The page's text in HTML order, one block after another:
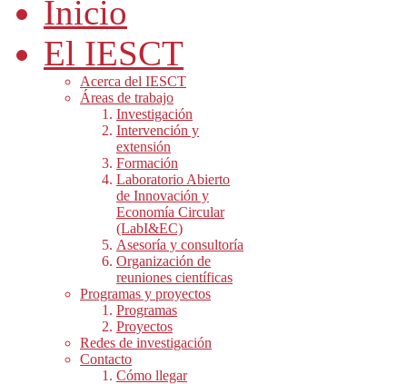
Inicio
El IESCT
Acerca del IESCT
Áreas de trabajo
Investigación
Intervención y
extensión
Formación
Laboratorio Abierto
de Innovación y
Economía Circular
(LabI&EC)
Asesoría y consultoría
Organización de
reuniones científicas
Programas y proyectos
Programas
Proyectos
Redes de investigación
Contacto
Cómo llegar